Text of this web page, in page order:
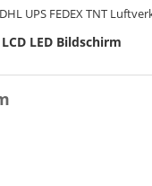
DHL UPS FEDEX TNT
LED Bildschirm